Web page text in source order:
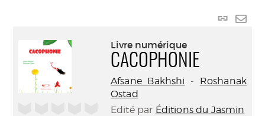
Lien
Livre numérique
CACOPHONIE
Afsane Bakhshi - Roshanak
Ostad
Edité par Éditions du Jasmin